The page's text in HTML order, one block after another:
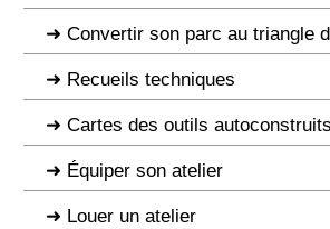
Convertir son parc au triangle
Recueils techniques
Cartes des outils autoconstruits
Équiper son atelier
Louer un atelier